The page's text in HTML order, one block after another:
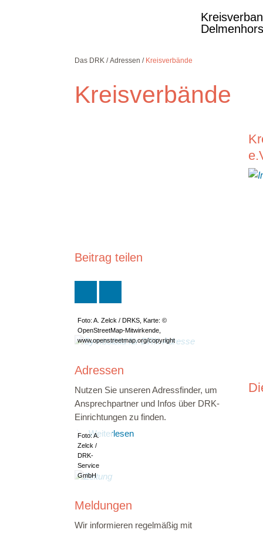
Das DRK Adressen Kreisverbände
Kreisverbände
Beitrag teilen
Foto: A. Zelck / DRKS, Karte: ©
OpenStreetMap-Mitwirkende,
www.openstreetmap.org/copyright
Adressen
Nutzen Sie unseren Adressfinder, um
Ansprechpartner und Infos über DRK-
Einrichtungen zu finden.
Weiterlesen
Foto: A.
Zelck /
DRK-
Service
GmbH
Meldungen
Wir informieren regelmäßig mit